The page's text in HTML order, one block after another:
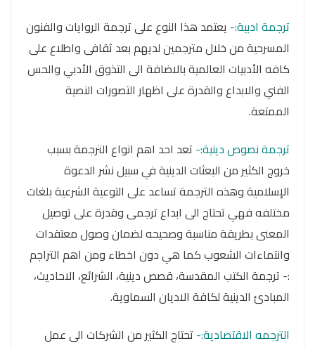
ترجمة ادبية:- يعتمد هذا النوع على ترجمة الروايات والفنون
المسرحية من خلال مترجمين لديهم بعد ثقافى واطلاع على
كافه الأدبيات العالمية بالاضافة الى التذوق الأدبي والحس
الفني والابداع والقدرة على اظهار التصورات النصية
الممتعة.
ترجمة نصوص دينية:- تعد احد اهم انواع الترجمة بسبب
خروج الكثير من البعثات الدينية في سبيل نشر الدعوة
الإسلامية وهذه الترجمة تساعد على التوعية الشرعية بلغات
مختلفه فهي تحتاج الى ابداع ترجمى وقدرة على توصيل
المعنى بطريقة مناسبة وصحيحه لضمان وصول معتقدات
وانتماءات الشعوب كما هي دون اخطاء ومن اهم التراجم
:- ترجمة الكتب المقدسة، قصص دينية، الشرائع، الاحاديث،
المبادئ الدينية لكافة الاديان السماوية.
الترجمه الاقتصادية:- تحتاج الكثير من الشركات الى عمل